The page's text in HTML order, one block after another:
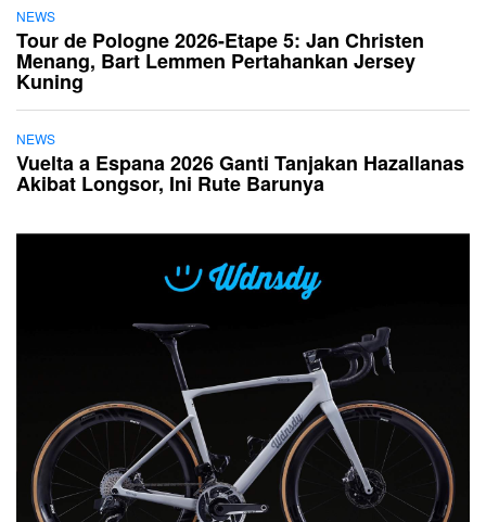
NEWS
Tour de Pologne 2026-Etape 5: Jan Christen
Menang, Bart Lemmen Pertahankan Jersey
Kuning
NEWS
Vuelta a Espana 2026 Ganti Tanjakan Hazallanas
Akibat Longsor, Ini Rute Barunya